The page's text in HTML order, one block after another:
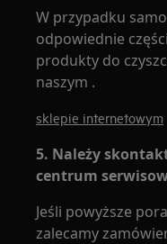
W przypadku
odpowiednie
produkty do
naszym .
sklepie internetowym
5. Należy
centrum
Jeśli powyższe
zalecamy